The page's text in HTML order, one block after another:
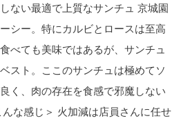
ない最適で上質なサンチュ 京城園
シー。特にカルビとロースは至高
べても美味ではあるが、サンチュ
スト。ここのサンチュは極めてソ
く、肉の存在を食感で邪魔しない
な感じ＞ 火加減は店員さんに任せ